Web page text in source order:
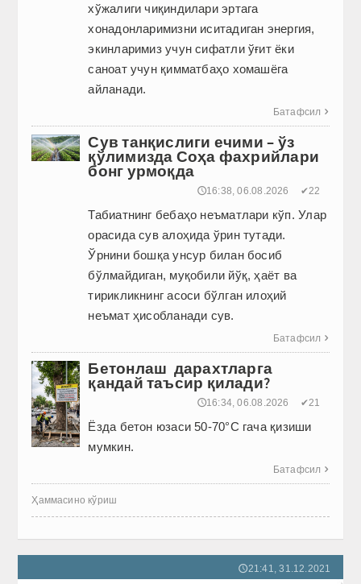
хўжалиги чиқиндилари эртага
хонадонларимизни иситадиган энергия,
экинларимиз учун сифатли ўғит ёки
саноат учун қимматбаҳо хомашёга
айланади.
Батафсил 
Сув танқислиги ечими – ўз
қўлимизда Соҳа фахрийлари
бонг урмоқда
🕔16:38, 06.08.2026 ✔22
Табиатнинг бебаҳо неъматлари кўп. Улар
орасида сув алоҳида ўрин тутади.
Ўрнини бошқа унсур билан босиб
бўлмайдиган, муқобили йўқ, ҳаёт ва
тирикликнинг асоси бўлган илоҳий
неъмат ҳисобланади сув.
Батафсил 
Бетонлаш дарахтларга
қандай таъсир қилади?
🕔16:34, 06.08.2026 ✔21
Ёзда бетон юзаси 50-70°C гача қизиши
мумкин.
Батафсил 
Ҳаммасино кўриш
🕔21:41, 31.12.2021